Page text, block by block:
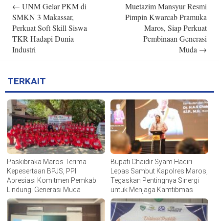
navigation
← UNM Gelar PKM di
SMKN 3 Makassar,
Perkuat Soft Skill Siswa
TKR Hadapi Dunia
Industri
Muetazim Mansyur Resmi
Pimpin Kwarcab Pramuka
Maros, Siap Perkuat
Pembinaan Generasi
Muda →
TERKAIT
Paskibraka Maros Terima
Kepesertaan BPJS, PPI
Apresiasi Komitmen Pemkab
Lindungi Generasi Muda
Bupati Chaidir Syam Hadiri
Lepas Sambut Kapolres Maros,
Tegaskan Pentingnya Sinergi
untuk Menjaga Kamtibmas